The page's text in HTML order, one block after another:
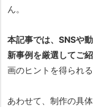
ん。
本記事では、SNSや
新事例を厳選してご紹
画のヒントを得られる
あわせて、制作の具